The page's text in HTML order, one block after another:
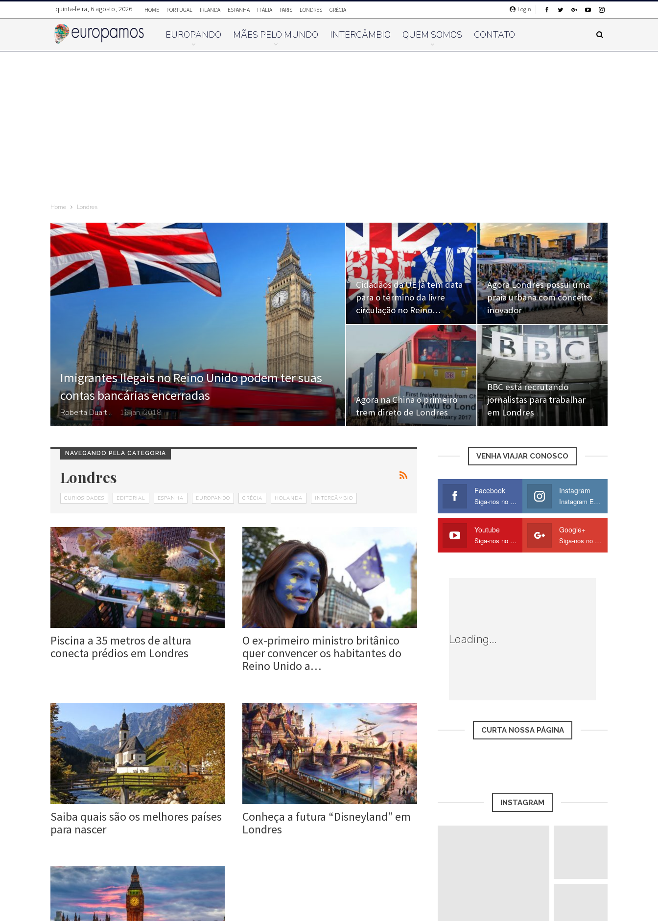
Login
quinta-feira, 6 agosto, 2026 HOME PORTUGAL IRLANDA ESPANHA ITÁLIA PARIS LONDRES GRÉCIA
EUROPANDO MÃES PELO MUNDO INTERCÂMBIO QUEM SOMOS CONTATO
Home Londres
Imigrantes Ilegais no Reino Unido podem ter suas
contas bancárias encerradas
Roberta Duarte 16 jan, 2018
Cidadãos da UE já tem data
para o término da livre
circulação no Reino…
Agora Londres possui uma
praia urbana com conceito
inovador
Agora na China o primeiro
trem direto de Londres
BBC está recrutando
jornalistas para trabalhar
em Londres
NAVEGANDO PELA CATEGORIA
Londres
CURIOSIDADES EDITORIAL ESPANHA EUROPANDO GRÉCIA HOLANDA INTERCÂMBIO
Piscina a 35 metros de altura
conecta prédios em Londres
O ex-primeiro ministro britânico
quer convencer os habitantes do
Reino Unido a…
Saiba quais são os melhores países
para nascer
Conheça a futura “Disneyland” em
Londres
VENHA VIAJAR CONOSCO
Facebook
Siga-nos no Facebook
Instagram
Instagram Europamos
Youtube
Siga-nos no Youtube
Google+
Siga-nos no Google
Loading...
CURTA NOSSA PÁGINA
INSTAGRAM